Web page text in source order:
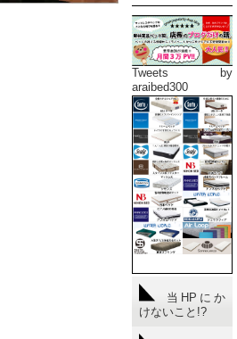
Tweets by
araibed300
当HPにか
けないこと!?